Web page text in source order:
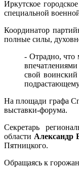
Иркутское
специальной
Координатор
полные силы,
- Отрадно, что
свой
На площади графа
выставки-форума.
Секретарь
области Александр
Пятницкого.
Обращаясь к